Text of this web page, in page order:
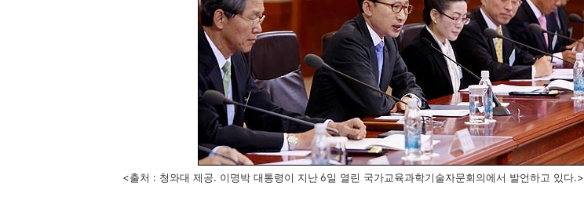
<출처 : 청와대 제공. 이명박 대통령이 지난 6일 열린 국가교육과학기술자문회의에서 발언하고 있다.>